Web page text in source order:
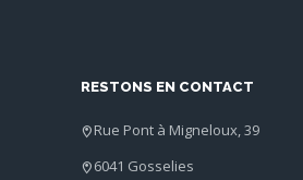
RESTONS EN CONTACT
Rue Pont à Migneloux, 39
6041 Gosselies